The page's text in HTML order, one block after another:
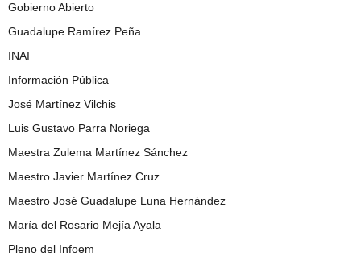
Gobierno Abierto
Guadalupe Ramírez Peña
INAI
Información Pública
José Martínez Vilchis
Luis Gustavo Parra Noriega
Maestra Zulema Martínez Sánchez
Maestro Javier Martínez Cruz
Maestro José Guadalupe Luna Hernández
María del Rosario Mejía Ayala
Pleno del Infoem